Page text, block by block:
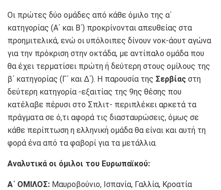
Οι πρώτες δύο ομάδες από κάθε όμιλο της α΄
κατηγορίας (Α΄ και Β΄) προκρίνονται απευθείας στα
προημιτελικά, ενώ οι υπόλοιπες δίνουν νοκ-άουτ αγώνα
για την πρόκριση στην οκτάδα, με αντίπαλο ομάδα που
θα έχει τερματίσει πρώτη ή δεύτερη στους ομίλους της
β΄ κατηγορίας (Γ΄ και Δ΄). Η παρουσία της Σερβίας στη
δεύτερη κατηγορία -εξαιτίας της 9ης θέσης που
κατέλαβε πέρυσι στο Σπλιτ- περιπλέκει αρκετά τα
πράγματα σε ό,τι αφορά τις διασταυρώσεις, όμως σε
κάθε περίπτωση η ελληνική ομάδα θα είναι και αυτή τη
φορά ένα από τα φαβορί για τα μετάλλια.
Αναλυτικά οι όμιλοι του Ευρωπαϊκού:
Α΄ ΟΜΙΛΟΣ: Μαυροβούνιο, Ισπανία, Γαλλία, Κροατία